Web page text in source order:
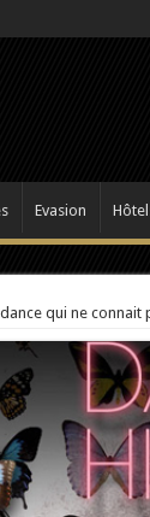
Evasion
qui ne connait